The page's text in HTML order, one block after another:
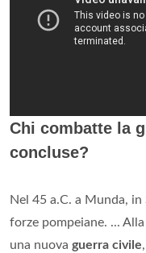
Chi combatte la
concluse?
Nel 45 a.C. a Munda,
forze pompeiane. ...
una nuova guerra civile